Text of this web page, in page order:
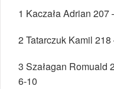
1 Kaczała Adrian 207
2 Tatarczuk Kamil
3 Szałagan Romuald
6-10